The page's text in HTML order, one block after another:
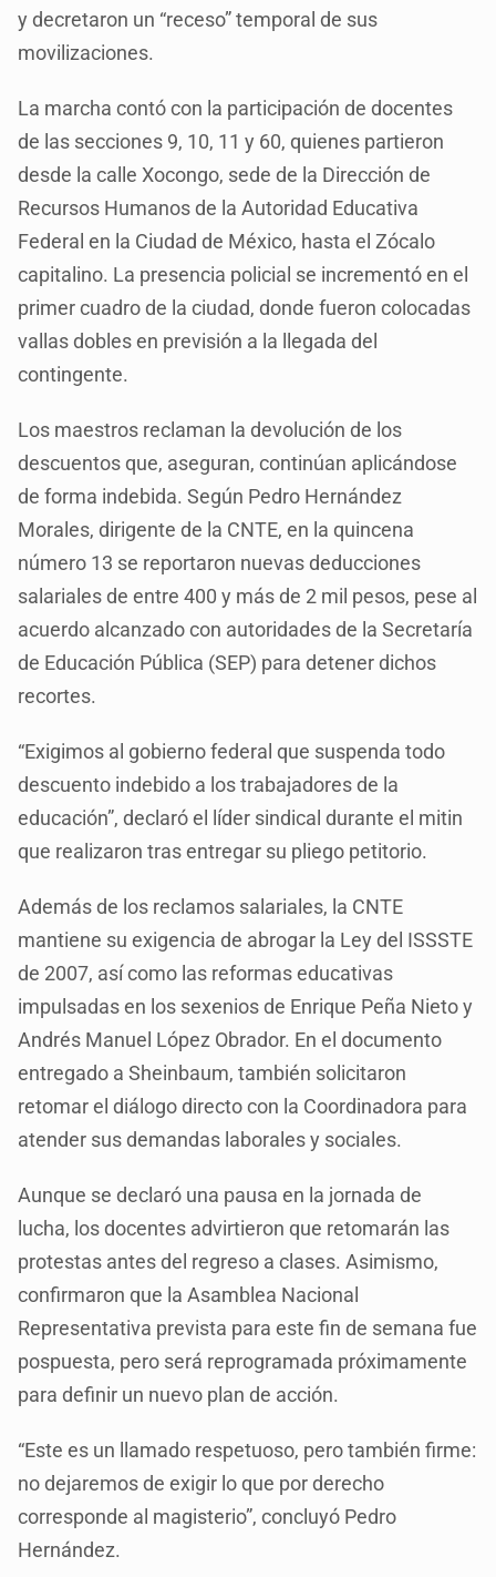
y decretaron un “receso” temporal de sus
movilizaciones.
La marcha contó con la participación de docentes
de las secciones 9, 10, 11 y 60, quienes partieron
desde la calle Xocongo, sede de la Dirección de
Recursos Humanos de la Autoridad Educativa
Federal en la Ciudad de México, hasta el Zócalo
capitalino. La presencia policial se incrementó en el
primer cuadro de la ciudad, donde fueron colocadas
vallas dobles en previsión a la llegada del
contingente.
Los maestros reclaman la devolución de los
descuentos que, aseguran, continúan aplicándose
de forma indebida. Según Pedro Hernández
Morales, dirigente de la CNTE, en la quincena
número 13 se reportaron nuevas deducciones
salariales de entre 400 y más de 2 mil pesos, pese al
acuerdo alcanzado con autoridades de la Secretaría
de Educación Pública (SEP) para detener dichos
recortes.
“Exigimos al gobierno federal que suspenda todo
descuento indebido a los trabajadores de la
educación”, declaró el líder sindical durante el mitin
que realizaron tras entregar su pliego petitorio.
Además de los reclamos salariales, la CNTE
mantiene su exigencia de abrogar la Ley del ISSSTE
de 2007, así como las reformas educativas
impulsadas en los sexenios de Enrique Peña Nieto y
Andrés Manuel López Obrador. En el documento
entregado a Sheinbaum, también solicitaron
retomar el diálogo directo con la Coordinadora para
atender sus demandas laborales y sociales.
Aunque se declaró una pausa en la jornada de
lucha, los docentes advirtieron que retomarán las
protestas antes del regreso a clases. Asimismo,
confirmaron que la Asamblea Nacional
Representativa prevista para este fin de semana fue
pospuesta, pero será reprogramada próximamente
para definir un nuevo plan de acción.
“Este es un llamado respetuoso, pero también firme:
no dejaremos de exigir lo que por derecho
corresponde al magisterio”, concluyó Pedro
Hernández.